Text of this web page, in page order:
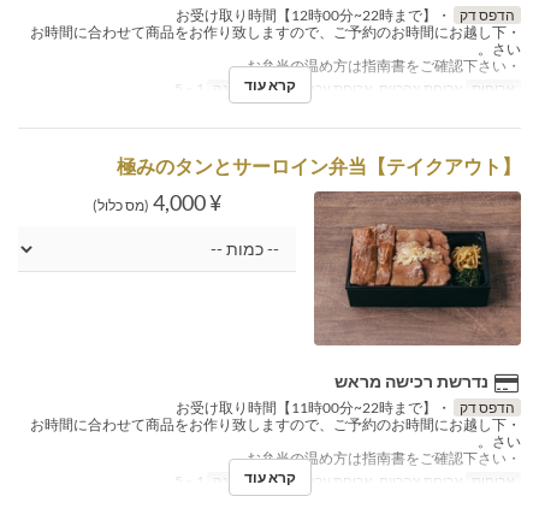
הדפס דק
・お受け取り時間【12時00分~22時まで】
・お時間に合わせて商品をお作り致しますので、ご予約のお時間にお越し下
さい。
・お弁当の温め方は指南書をご確認下さい。
ארוחות ארוחת צהריים, ארוחת ערב מגבלת הזמנה
קרא עוד
【テイクアウト】極みのタンとサーロイン弁当
¥ 4,000 (מס כלול)
נדרשת רכישה מראש
הדפס דק
・お受け取り時間【11時00分~22時まで】
・お時間に合わせて商品をお作り致しますので、ご予約のお時間にお越し下
さい。
・お弁当の温め方は指南書をご確認下さい。
ארוחות ארוחת צהריים, ארוחת ערב מגבלת הזמנה
קרא עוד